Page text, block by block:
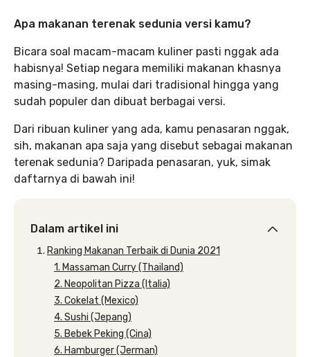
Apa makanan terenak sedunia versi kamu?
Bicara soal macam-macam kuliner pasti nggak ada
habisnya! Setiap negara memiliki makanan khasnya
masing-masing, mulai dari tradisional hingga yang
sudah populer dan dibuat berbagai versi.
Dari ribuan kuliner yang ada, kamu penasaran nggak,
sih, makanan apa saja yang disebut sebagai makanan
terenak sedunia? Daripada penasaran, yuk, simak
daftarnya di bawah ini!
Dalam artikel ini
Ranking Makanan Terbaik di Dunia 2021
1. Massaman Curry (Thailand)
2. Neopolitan Pizza (Italia)
3. Cokelat (Mexico)
4. Sushi (Jepang)
5. Bebek Peking (Cina)
6. Hamburger (Jerman)